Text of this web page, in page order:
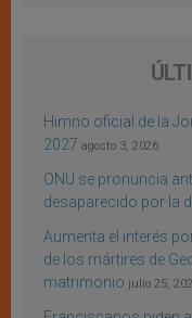
Himno oficial de la
2027 agosto 3, 2026
ONU se pronuncia
desaparecido por la
Aumenta el interés
de los mártires de
matrimonio julio 25,